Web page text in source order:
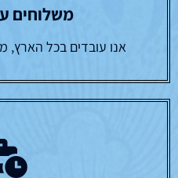
משלוחים
אנו עובדים בכל הארץ,